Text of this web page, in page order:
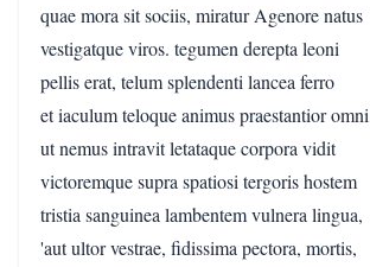
quae mora sit sociis, miratur Agenore natus
vestigatque viros. tegumen derepta leoni
pellis erat, telum splendenti lancea ferro
et iaculum teloque animus praestantior
ut nemus intravit letataque corpora vidit
victoremque supra spatiosi tergoris hostem
tristia sanguinea lambentem vulnera lingua,
'aut ultor vestrae, fidissima pectora, mortis,